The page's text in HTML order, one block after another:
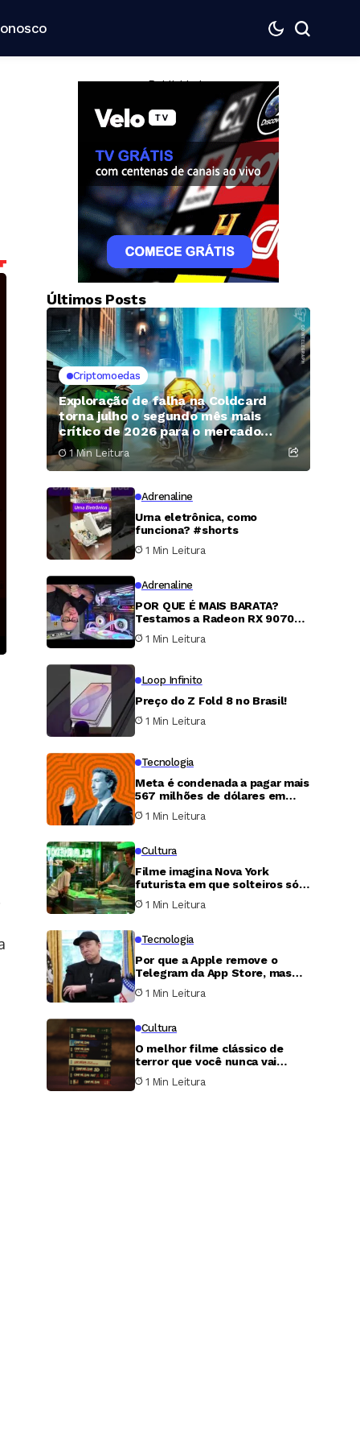
— Publicidade —
Últimos Posts
Criptomoedas
Exploração de falha na Coldcard
torna julho o segundo mês mais
crítico de 2026 para o mercado
cripto
1 Min Leitura
Adrenaline
Urna eletrônica, como
funciona? #shorts
1 Min Leitura
Adrenaline
POR QUE É MAIS BARATA?
Testamos a Radeon RX 9070
XT
1 Min Leitura
Loop Infinito
Preço do Z Fold 8 no Brasil!
1 Min Leitura
Tecnologia
Meta é condenada a pagar mais
567 milhões de dólares em
caso de proteção infantil nos
Estados Unidos
1 Min Leitura
Cultura
Filme imagina Nova York
futurista em que solteiros só
podem transar uma única noite
por ano
1 Min Leitura
Tecnologia
Por que a Apple remove o
Telegram da App Store, mas
nunca faz o mesmo com o X?
1 Min Leitura
Cultura
O melhor filme clássico de
terror que você nunca vai
conseguir assistir
1 Min Leitura